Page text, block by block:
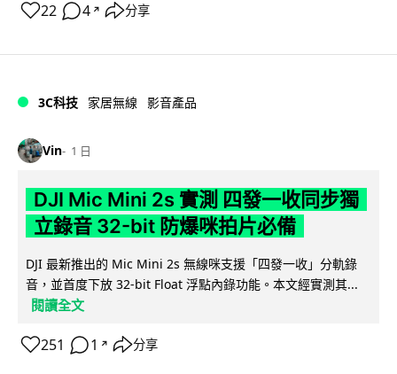
22 4 ↗ 分享
3C科技 家居無線 影音產品
Vin 1 日
DJI Mic Mini 2s 實測 四發一收同步獨
立錄音 32-bit 防爆咪拍片必備
DJI 最新推出的 Mic Mini 2s 無線咪支援「四發一收」分軌錄
音，並首度下放 32-bit Float 浮點內錄功能。本文經實測其...
閱讀全文
251 1 ↗ 分享